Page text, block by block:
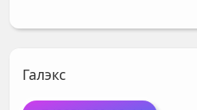
Галэкс